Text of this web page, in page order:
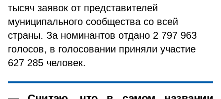
тысяч заявок от представителей
муниципального сообщества со всей
страны. За номинантов отдано 2 797 963
голосов, в голосовании приняли участие
627 285 человек.